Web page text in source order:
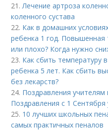
21.Лечение артроза
коленного сустава
22. Как в домашних
ребенка 1 год.
или плохо? Когда нужно
23. Как сбить температуру
ребенка 5 лет. Как сбить
без лекарств?
24. Поздравления учителям
Поздравления с 1
25. 10 лучших школьных
самых практичных пеналов